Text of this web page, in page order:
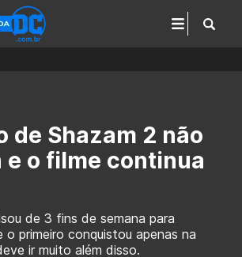
de Shazam 2 não
e o filme continua
de 3 fins de semana para
o primeiro conquistou apenas na
ir muito além disso.